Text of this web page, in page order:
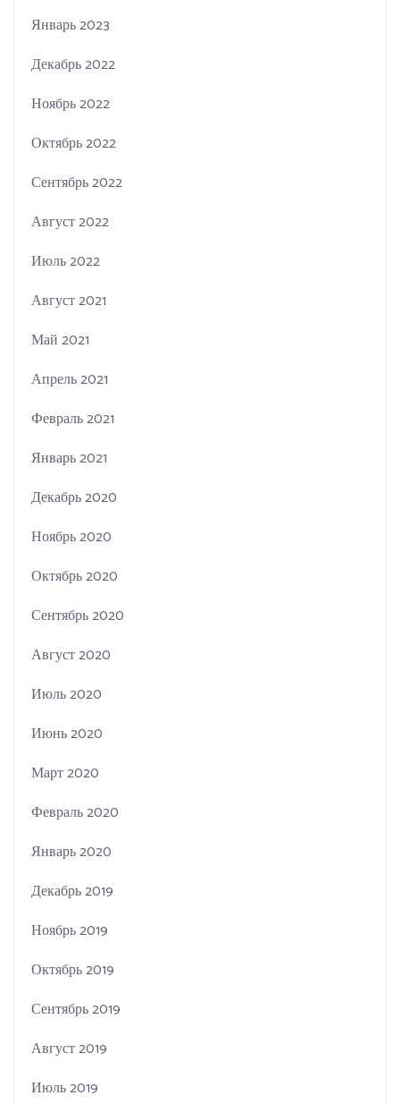
Январь 2023
Декабрь 2022
Ноябрь 2022
Октябрь 2022
Сентябрь 2022
Август 2022
Июль 2022
Август 2021
Май 2021
Апрель 2021
Февраль 2021
Январь 2021
Декабрь 2020
Ноябрь 2020
Октябрь 2020
Сентябрь 2020
Август 2020
Июль 2020
Июнь 2020
Март 2020
Февраль 2020
Январь 2020
Декабрь 2019
Ноябрь 2019
Октябрь 2019
Сентябрь 2019
Август 2019
Июль 2019